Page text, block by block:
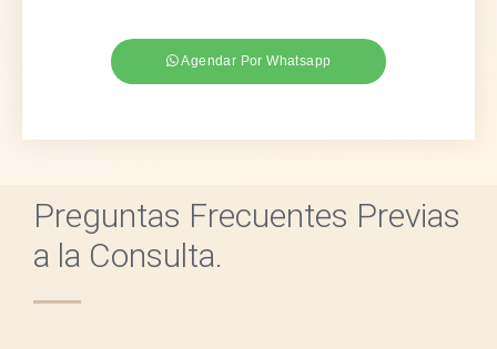
Agendar Por Whatsapp
Preguntas Frecuentes Previas
a la Consulta.